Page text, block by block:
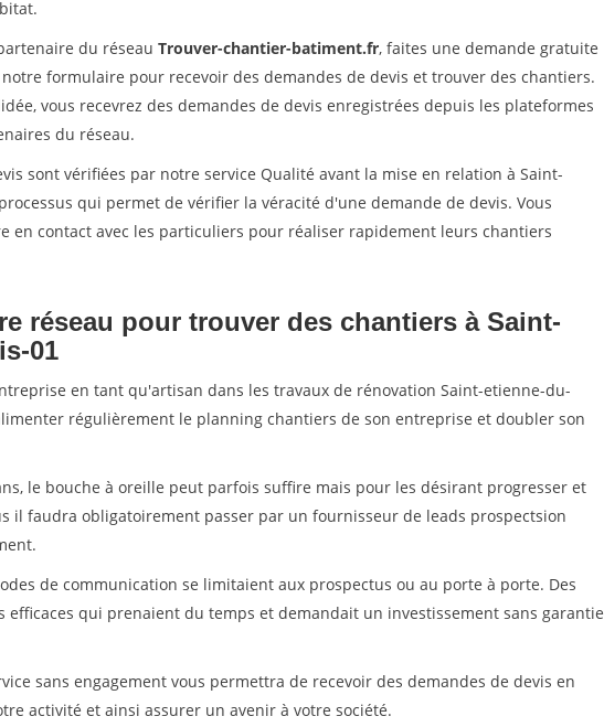
du réseau Trouver-chantier-batiment.fr, faites une demande gratuite
formulaire pour recevoir des demandes de devis et trouver des chantiers.
vous recevrez des demandes de devis enregistrées depuis les plateformes
du réseau.
sont vérifiées par notre service Qualité avant la mise en relation à Saint-
qui permet de vérifier la véracité d'une demande de devis. Vous
en contact avec les particuliers pour réaliser rapidement leurs chantiers
réseau pour trouver des chantiers à Saint-
01
en tant qu'artisan dans les travaux de rénovation Saint-etienne-du-
régulièrement le planning chantiers de son entreprise et doubler son
le bouche à oreille peut parfois suffire mais pour les désirant progresser et
il faudra obligatoirement passer par un fournisseur de leads prospectsion
de communication se limitaient aux prospectus ou au porte à porte. Des
efficaces qui prenaient du temps et demandait un investissement sans garantie
sans engagement vous permettra de recevoir des demandes de devis en
activité et ainsi assurer un avenir à votre société.